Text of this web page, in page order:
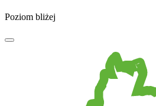
Poziom bliżej